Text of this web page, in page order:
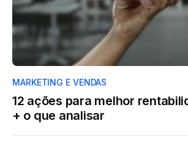
MARKETING E VENDAS
12 ações para melhor
+ o que analisar